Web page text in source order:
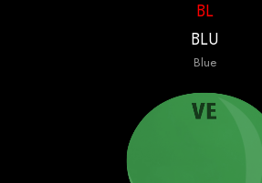
BL
BLU
Blue